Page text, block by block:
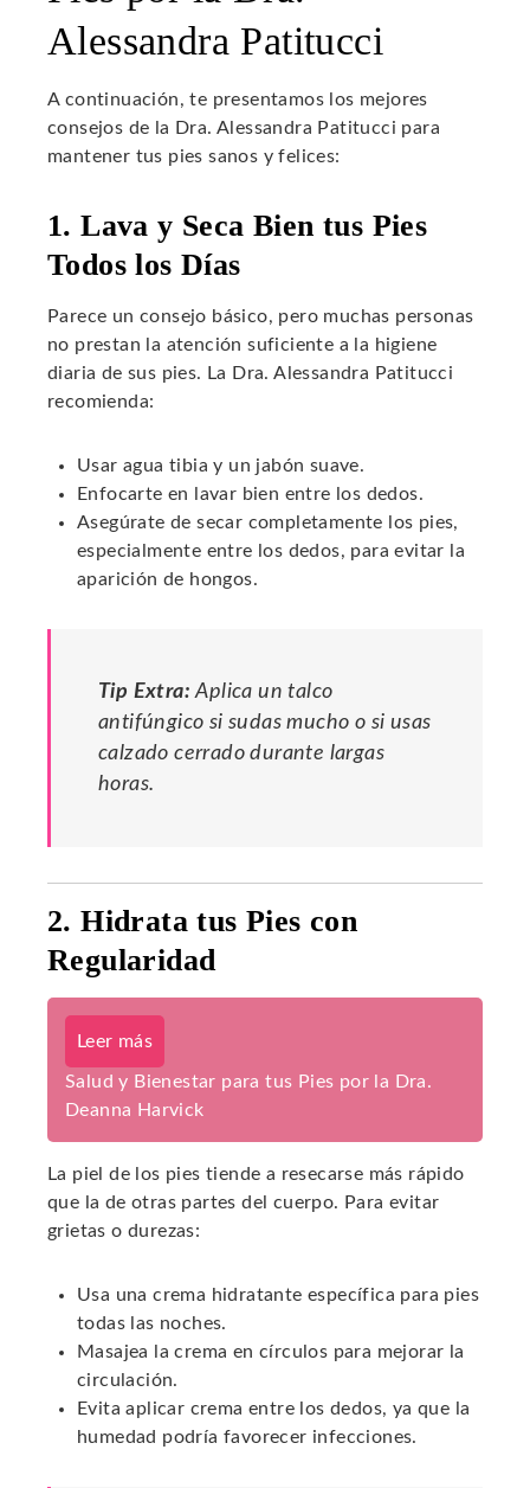
Alessandra Patitucci
A continuación, te presentamos los mejores
consejos de la Dra. Alessandra Patitucci para
mantener tus pies sanos y felices:
1. Lava y Seca Bien tus Pies
Todos los Días
Parece un consejo básico, pero muchas personas
no prestan la atención suficiente a la higiene
diaria de sus pies. La Dra. Alessandra Patitucci
recomienda:
Usar agua tibia y un jabón suave.
Enfocarte en lavar bien entre los dedos.
Asegúrate de secar completamente los pies,
especialmente entre los dedos, para evitar la
aparición de hongos.
Tip Extra: Aplica un talco
antifúngico si sudas mucho o si usas
calzado cerrado durante largas
horas.
2. Hidrata tus Pies con
Regularidad
Leer más
Salud y Bienestar para tus Pies por la Dra.
Deanna Harvick
La piel de los pies tiende a resecarse más rápido
que la de otras partes del cuerpo. Para evitar
grietas o durezas:
Usa una crema hidratante específica para pies
todas las noches.
Masajea la crema en círculos para mejorar la
circulación.
Evita aplicar crema entre los dedos, ya que la
humedad podría favorecer infecciones.